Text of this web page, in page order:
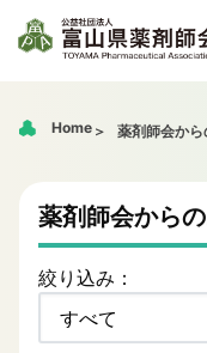
Home 薬剤師会か
薬剤師会から
絞り込み：